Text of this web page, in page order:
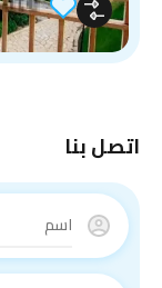
اتصل بنا